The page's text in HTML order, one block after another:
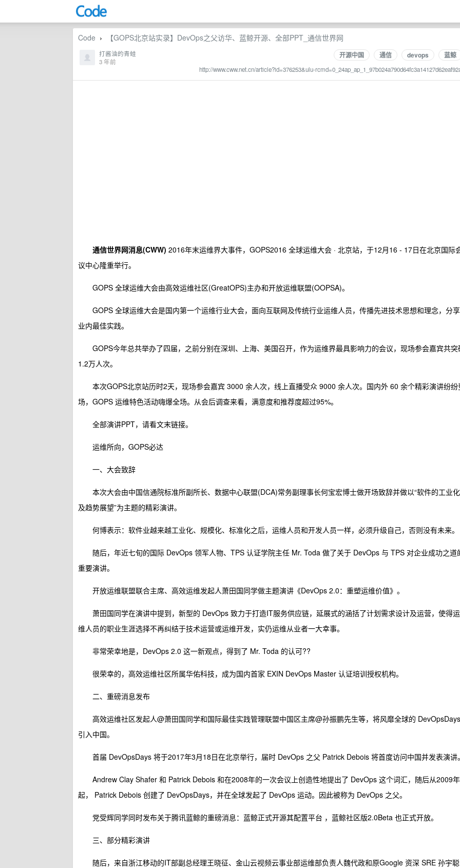
Code › 【GOPS北京站实录】DevOps之父访华、蓝鲸开源、全部PPT_通信世界网
开源中国 通信 devops 蓝鲸
http://www.cww.net.cn/article?id=376253&ulu-
打酱油的青蛙
3 年前
通信世界网消息(CWW) 2016年末运维界大事件，GOPS2016 全球运维大会 · 北京站，于12月16 - 17日在北京国际
议中心隆重举行。
GOPS 全球运维大会由高效运维社区(GreatOPS)主办和开放运维联盟(OOPSA)。
GOPS 全球运维大会是国内第一个运维行业大会，面向互联网及传统行业运维人员，传播先进技术思想和理念，分享
业内最佳实践。
GOPS今年总共举办了四届，之前分别在深圳、上海、美国召开，作为运维界最具影响力的会议，现场参会嘉宾共突
1.2万人次。
本次GOPS北京站历时2天，现场参会嘉宾 3000 余人次，线上直播受众 9000 余人次。国内外 60 余个精彩演讲纷纷
场，GOPS 运维特色活动嗨爆全场。从会后调查来看，满意度和推荐度超过95%。
全部演讲PPT，请看文末链接。
运维所向，GOPS必达
一、大会致辞
本次大会由中国信通院标准所副所长、数据中心联盟(DCA)常务副理事长何宝宏博士做开场致辞并做以“软件的工业化
及趋势展望”为主题的精彩演讲。
何博表示：软件业越来越工业化、规模化、标准化之后，运维人员和开发人员一样，必须升级自己，否则没有未来。
随后，年近七旬的国际 DevOps 领军人物、TPS 认证学院主任 Mr. Toda 做了关于 DevOps 与 TPS 对企业成功之道
重要演讲。
开放运维联盟联合主席、高效运维发起人萧田国同学做主题演讲《DevOps 2.0：重塑运维价值》。
萧田国同学在演讲中提到，新型的 DevOps 致力于打造IT服务供应链，延展式的涵括了计划需求设计及运营，使得运
维人员的职业生涯选择不再纠结于技术运营或运维开发，实仍运维从业者一大幸事。
非常荣幸地是，DevOps 2.0 这一新观点，得到了 Mr. Toda 的认可??
很荣幸的，高效运维社区所属华佑科技，成为国内首家 EXIN DevOps Master 认证培训授权机构。
二、重磅消息发布
高效运维社区发起人@萧田国同学和国际最佳实践管理联盟中国区主席@孙振鹏先生等，将风靡全球的 DevOpsDays
引入中国。
首届 DevOpsDays 将于2017年3月18日在北京举行，届时 DevOps 之父 Patrick Debois 将首度访问中国并发表演讲
Andrew Clay Shafer 和 Patrick Debois 和在2008年的一次会议上创造性地提出了 DevOps 这个词汇，随后从2009年
起， Patrick Debois 创建了 DevOpsDays，并在全球发起了 DevOps 运动。因此被称为 DevOps 之父。
党受辉同学同时发布关于腾讯蓝鲸的重磅消息：蓝鲸正式开源其配置平台 ，蓝鲸社区版2.0Beta 也正式开放。
三、部分精彩演讲
随后，来自浙江移动的IT部副总经理王晓征、金山云视频云事业部运维部负责人魏代政和原Google 资深 SRE 孙宇聪